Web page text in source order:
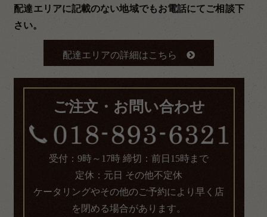
配達エリアに記載のない地域でもお電話にてご相談下
さい。
配達エリアの詳細はこちら
ご注文・お問い合わせ
受付：9時～17時 締切：前日15時まで
定休：元日 その他不定休
ケータリングやその他のご予約により早く店
を閉める場合があります。